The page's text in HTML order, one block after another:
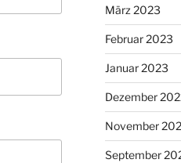
März 2023
Februar 2023
Januar 2023
Dezember
November
September